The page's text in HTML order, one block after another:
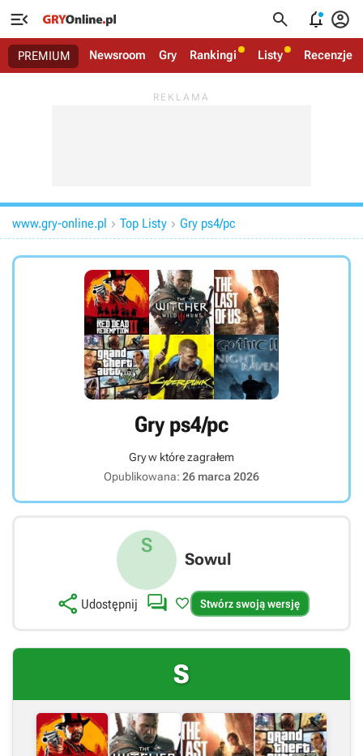
   
PREMIUM Newsroom Gry Rankingi Listy Recenzje
www.gry-online.pl  Top Listy  Gry ps4/pc
Gry ps4/pc
Gry w które zagrałem
Opublikowana: 26 marca 2026
S
Sowul
 Udostępnij
Link bezpośredni
Embed (iframe)
  Stwórz swoją wersję
S